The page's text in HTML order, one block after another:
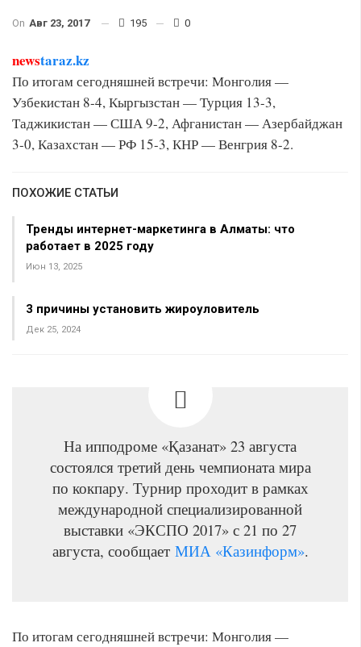
On Авг 23, 2017 195 0
newstaraz.kz
По итогам сегодняшней встречи: Монголия —
Узбекистан 8-4, Кыргызстан — Турция 13-3,
Таджикистан — США 9-2, Афганистан — Азербайджан
3-0, Казахстан — РФ 15-3, КНР — Венгрия 8-2.
ПОХОЖИЕ СТАТЬИ
Тренды интернет-маркетинга в Алматы: что
работает в 2025 году
Июн 13, 2025
3 причины установить жироуловитель
Дек 25, 2024
На ипподроме «Қазанат» 23 августа
состоялся третий день чемпионата мира
по кокпару. Турнир проходит в рамках
международной специализированной
выставки «ЭКСПО 2017» с 21 по 27
августа, сообщает МИА «Казинформ».
По итогам сегодняшней встречи: Монголия —